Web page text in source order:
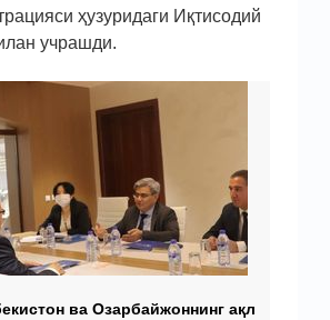
ҳузуридаги Иқтисодий
учрашди.
ва Озарбайжоннинг ақл